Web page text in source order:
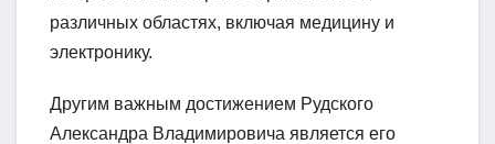
различных областях, включая медицину и
электронику.
Другим важным достижением Рудского
Александра Владимировича является его